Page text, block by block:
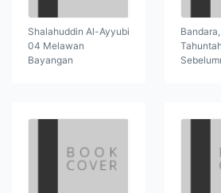
Shalahuddin Al-Ayyubi
04 Melawan
Bayangan